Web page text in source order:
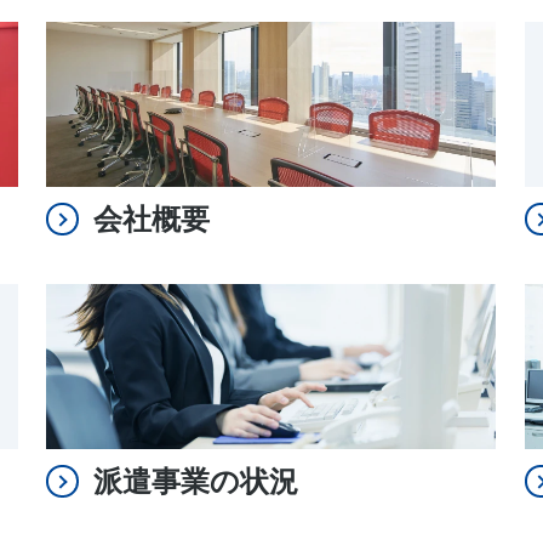
会社概要
派遣事業の状況